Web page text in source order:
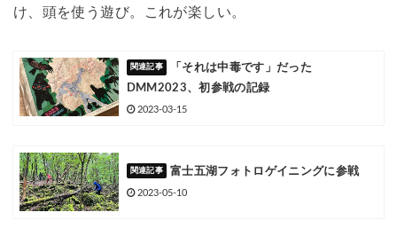
け、頭を使う遊び。これが楽しい。
「それは中毒です」だった
DMM2023、初参戦の記録
2023-03-15
富士五湖フォトロゲイニングに参戦
2023-05-10